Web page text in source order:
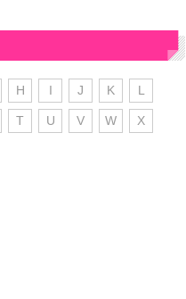
H I J K L
T U V W X